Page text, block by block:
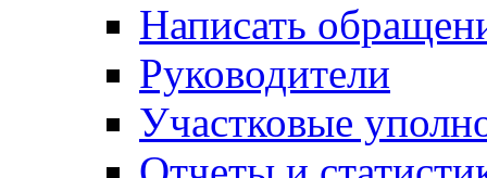
Написать
Руководители
Участковые